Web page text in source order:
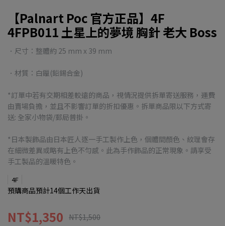
【Palnart Poc 官方正品】4F
4FPB011 土星上的夢境 胸針 老大 Boss
．尺寸：整體約 25 mm x 39 mm
．材質：白鑞(鉛錫合金)
*訂單中若有交期相差較遠的商品，視情況提供拆單寄送服務，運費
由賣場負擔，並且不影響訂單的折扣優惠。拆單商品限以下方式寄
送: 全家小物袋/郵局普掛。
*日本製飾品由日本匠人逐一手工製作上色，個體間顏色、紋理會存
在細微差異或略有上色不勻感。此為手作飾品的正常現象。請享受
手工製品的溫暖特色。
4F
預購商品預計14個工作天出貨
NT$1,350 NT$1,500